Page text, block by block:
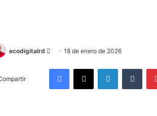
ecodigitalrd
Send
email
18 de enero de 2026
Facebook
X LinkedIn